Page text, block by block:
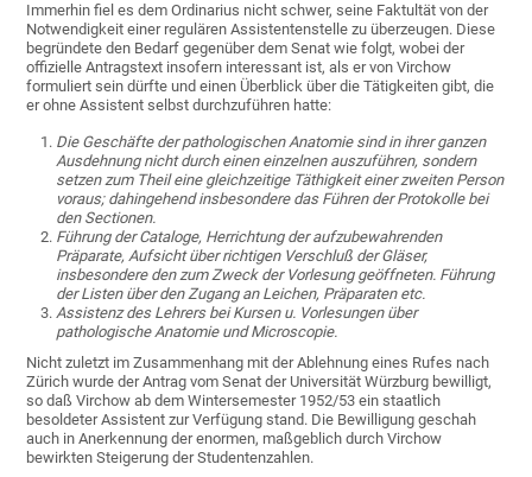
Immerhin fiel es dem Ordinarius nicht schwer, seine Faktultät von der
Notwendigkeit einer regulären Assistentenstelle zu überzeugen. Diese
begründete den Bedarf gegenüber dem Senat wie folgt, wobei der
offizielle Antragstext insofern interessant ist, als er von Virchow
formuliert sein dürfte und einen Überblick über die Tätigkeiten gibt, die
er ohne Assistent selbst durchzuführen hatte:
Die Geschäfte der pathologischen Anatomie sind in ihrer ganzen
Ausdehnung nicht durch einen einzelnen auszuführen, sondern
setzen zum Theil eine gleichzeitige Täthigkeit einer zweiten Person
voraus; dahingehend insbesondere das Führen der Protokolle bei
den Sectionen.
Führung der Cataloge, Herrichtung der aufzubewahrenden
Präparate, Aufsicht über richtigen Verschluß der Gläser,
insbesondere den zum Zweck der Vorlesung geöffneten. Führung
der Listen über den Zugang an Leichen, Präparaten etc.
Assistenz des Lehrers bei Kursen u. Vorlesungen über
pathologische Anatomie und Microscopie.
Nicht zuletzt im Zusammenhang mit der Ablehnung eines Rufes nach
Zürich wurde der Antrag vom Senat der Universität Würzburg bewilligt,
so daß Virchow ab dem Wintersemester 1952/53 ein staatlich
besoldeter Assistent zur Verfügung stand. Die Bewilligung geschah
auch in Anerkennung der enormen, maßgeblich durch Virchow
bewirkten Steigerung der Studentenzahlen.